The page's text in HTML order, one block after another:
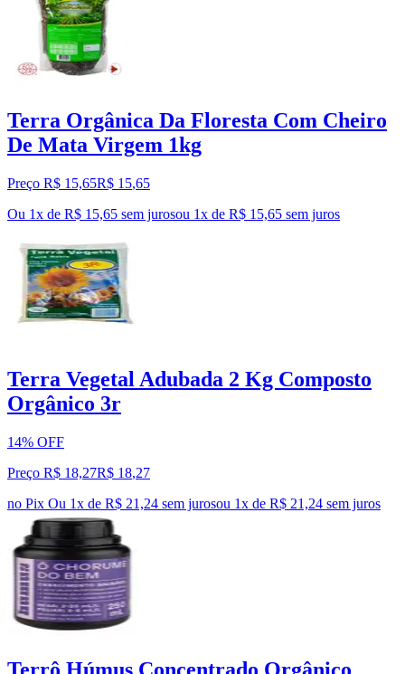
Terra Orgânica Da Floresta Com Cheiro
De Mata Virgem 1kg
Preço R$ 15,65R$ 15,65
Ou 1x de R$ 15,65 sem jurosou 1x de R$ 15,65 sem juros
Terra Vegetal Adubada 2 Kg Composto
Orgânico 3r
14% OFF
Preço R$ 18,27R$ 18,27
no Pix Ou 1x de R$ 21,24 sem jurosou 1x de R$ 21,24 sem juros